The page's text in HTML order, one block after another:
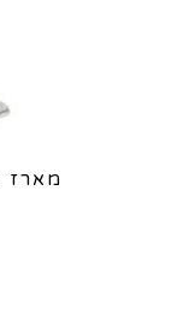
מארז 6 כוסות ג'ין אנד טוניק